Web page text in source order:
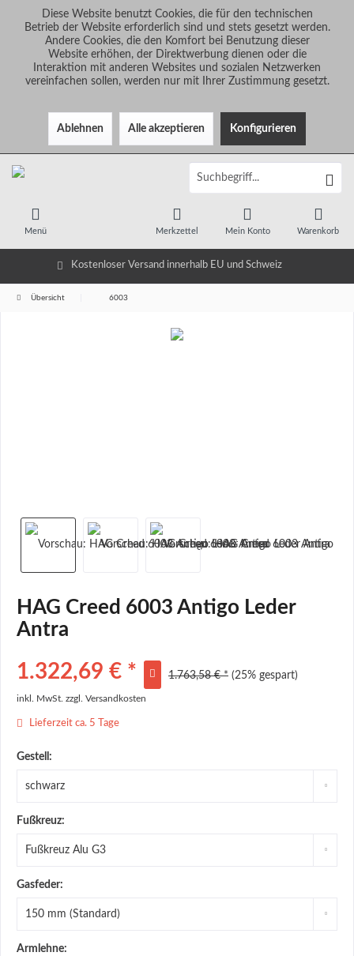
Diese Website benutzt Cookies, die für den technischen
Betrieb der Website erforderlich sind und stets gesetzt werden.
Andere Cookies, die den Komfort bei Benutzung dieser
Website erhöhen, der Direktwerbung dienen oder die
Interaktion mit anderen Websites und sozialen Netzwerken
vereinfachen sollen, werden nur mit Ihrer Zustimmung gesetzt.
Ablehnen Alle akzeptieren Konfigurieren
Kostenloser Versand innerhalb EU und Schweiz
Menü Warenkorb
Merkzettel Mein Konto
Übersicht 6003
HAG Creed 6003 Antigo Leder
Antra
1.322,69 € * 1.763,58 € * (25% gespart)
inkl. MwSt. zzgl. Versandkosten
Lieferzeit ca. 5 Tage
Gestell:
Fußkreuz:
Gasfeder:
Armlehne: